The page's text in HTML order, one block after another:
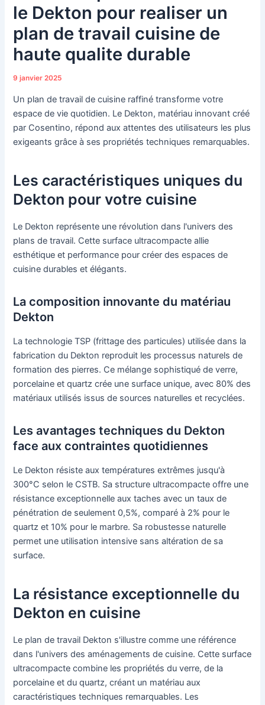
le Dekton pour realiser un
plan de travail cuisine de
haute qualite durable
9 janvier 2025
Un plan de travail de cuisine raffiné transforme votre
espace de vie quotidien. Le Dekton, matériau innovant créé
par Cosentino, répond aux attentes des utilisateurs les plus
exigeants grâce à ses propriétés techniques remarquables.
Les caractéristiques uniques du
Dekton pour votre cuisine
Le Dekton représente une révolution dans l'univers des
plans de travail. Cette surface ultracompacte allie
esthétique et performance pour créer des espaces de
cuisine durables et élégants.
La composition innovante du matériau
Dekton
La technologie TSP (frittage des particules) utilisée dans la
fabrication du Dekton reproduit les processus naturels de
formation des pierres. Ce mélange sophistiqué de verre,
porcelaine et quartz crée une surface unique, avec 80% des
matériaux utilisés issus de sources naturelles et recyclées.
Les avantages techniques du Dekton
face aux contraintes quotidiennes
Le Dekton résiste aux températures extrêmes jusqu'à
300°C selon le CSTB. Sa structure ultracompacte offre une
résistance exceptionnelle aux taches avec un taux de
pénétration de seulement 0,5%, comparé à 2% pour le
quartz et 10% pour le marbre. Sa robustesse naturelle
permet une utilisation intensive sans altération de sa
surface.
La résistance exceptionnelle du
Dekton en cuisine
Le plan de travail Dekton s'illustre comme une référence
dans l'univers des aménagements de cuisine. Cette surface
ultracompacte combine les propriétés du verre, de la
porcelaine et du quartz, créant un matériau aux
caractéristiques techniques remarquables. Les